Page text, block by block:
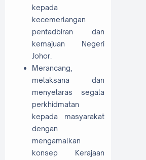
kepada
kecemerlangan
pentadbiran dan
kemajuan Negeri
Johor.
Merancang,
melaksana dan
menyelaras segala
perkhidmatan
kepada masyarakat
dengan
mengamalkan
konsep Kerajaan